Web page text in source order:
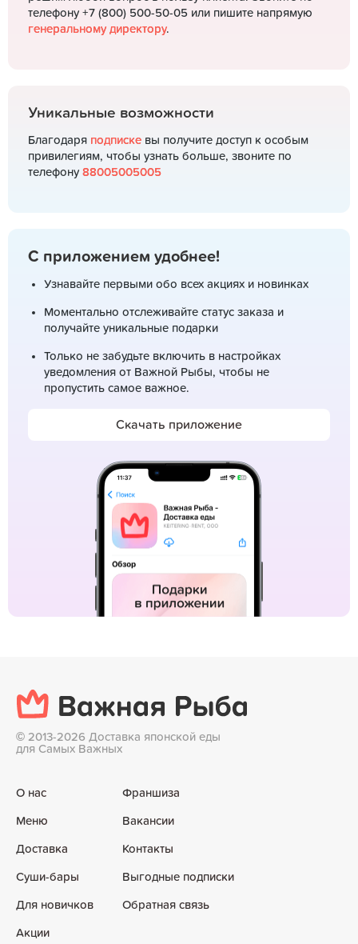
телефону +7 (800) 500-50-05 или пишите напрямую
генеральному директору.
Уникальные возможности
Благодаря подписке вы получите доступ к особым
привилегиям, чтобы узнать больше, звоните по
телефону 88005005005
С приложением удобнее!
Узнавайте первыми обо всех акциях и новинках
Моментально отслеживайте статус заказа и
получайте уникальные подарки
Только не забудьте включить в настройках
уведомления от Важной Рыбы, чтобы не
пропустить самое важное.
Скачать приложение
© 2013-2026 Доставка японской еды
для Самых Важных
О нас
Меню
Доставка
Суши-бары
Для новичков
Акции
Франшиза
Вакансии
Контакты
Выгодные подписки
Обратная связь